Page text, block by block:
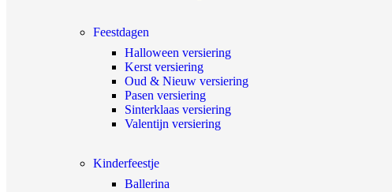
Feestdagen
Halloween versiering
Kerst versiering
Oud & Nieuw versiering
Pasen versiering
Sinterklaas versiering
Valentijn versiering
Kinderfeestje
Ballerina